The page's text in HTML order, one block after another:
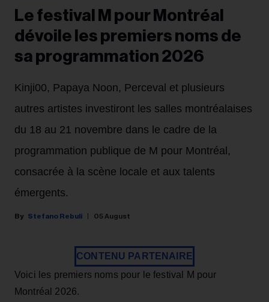
Le festival M pour Montréal
dévoile les premiers noms de
sa programmation 2026
Kinji00, Papaya Noon, Perceval et plusieurs
autres artistes investiront les salles montréalaises
du 18 au 21 novembre dans le cadre de la
programmation publique de M pour Montréal,
consacrée à la scène locale et aux talents
émergents.
Stefano Rebuli 05 August
CONTENU PARTENAIRE
Voici les premiers noms pour le festival M pour
Montréal 2026.